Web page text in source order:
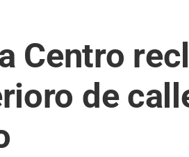
Centro
de